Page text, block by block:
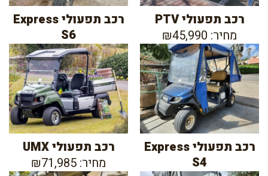
רכב תפעולי PTV
מחיר: ₪45,990
רכב תפעולי Express
S6
רכב תפעולי Express
S4
רכב תפעולי UMX
מחיר: ₪71,985